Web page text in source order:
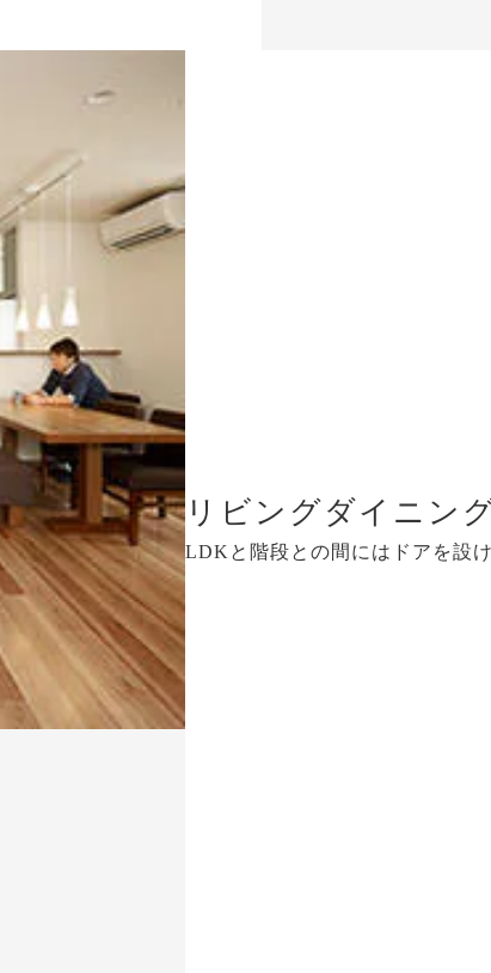
リビングダイニン
LDKと階段との間にはドアを設